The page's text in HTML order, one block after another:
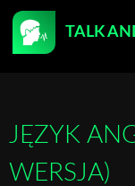
TALK
PRZEJDŹ
DO
JĘZYK
WERSJA)